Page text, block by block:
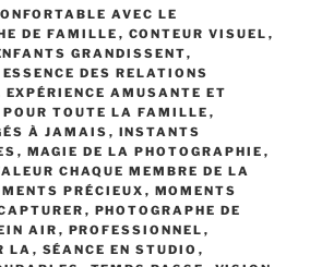
AVEC LE
DE FAMILLE , CONTEUR VISUEL ,
GRANDISSENT,
ESSENCE DES RELATIONS
EXPÉRIENCE AMUSANTE ET
TOUTE LA FAMILLE ,
À JAMAIS , INSTANTS
, MAGIE DE LA PHOTOGRAPHIE ,
CHAQUE MEMBRE DE LA
PRÉCIEUX , MOMENTS
, PHOTOGRAPHE DE
AIR , PROFESSIONNEL ,
LA , SÉANCE EN STUDIO ,